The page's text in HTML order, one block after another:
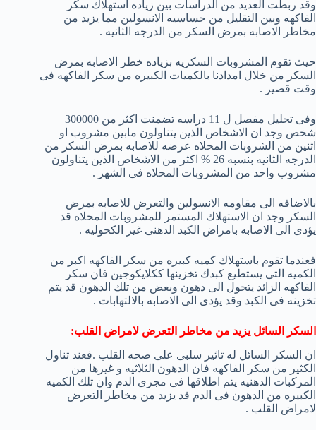
وقد ربطت العديد من الدراسات بين زياده استهلاك سكر
الفاكهه وبين التقليل من حساسيه الانسولين مما يزيد من
مخاطر الاصابه بمرض السكر من الدرجه الثانيه .
حيث تقوم المشروبات السكريه بزياده خطر الاصابه بمرض
السكر من خلال امدادنا بالكميات الكبيره من سكر الفاكهه فى
وقت قصير .
وفى تحليل مفصل ل 11 دراسه تضمنت اكثر من 300000
شخص وجد ان الاشخاص الذين يتناولون مابين مشروب او
اثنين من الشروبات المحلاه عرضه للاصابه بمرض السكر من
الدرجه الثانيه بنسبه 26 % اكثر من الاشخاص الذين يتناولون
مشروب واحد من المشروبات المحلاه فى الشهر .
بالاضافه الى مقاومه الانسولين والتعرض للاصابه بمرض
السكر وجد ان الاستهلاك المستمر للمشروبات المحلاه قد
يؤدى الى الاصابه بامراض الكبد الدهنى غير الكحوليه .
فعندما تقوم باستهلاك كميه كبيره من سكر الفاكهه اكبر من
الكميه التى يستطيع كبدك تخزينها ككلايكوجين فان سكر
الفاكهه الزائد يتحول الى دهون وبعض من تلك الدهون قد يتم
تخزينه فى الكبد وقد يؤدى الى الاصابه بالالتهابات .
السكر السائل يزيد من مخاطر التعرض لامراض القلب:
ان السكر السائل له تاثير سلبى على صحه القلب .فعند تناول
الكثير من سكر الفاكهه فان الدهون الثلاثيه و غيرها من
المركبات الدهنيه يتم اطلاقها فى مجرى الدم وان تلك الكميه
الكبيره من الدهون فى الدم قد يزيد من مخاطر التعرض
لامراض القلب .